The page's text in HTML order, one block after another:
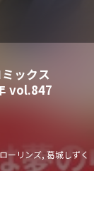
ックス
vol.847
ーリンズ, 葛城しずく